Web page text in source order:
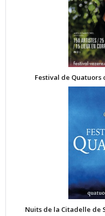
Festival de Quatuors
Nuits de la Citadelle de